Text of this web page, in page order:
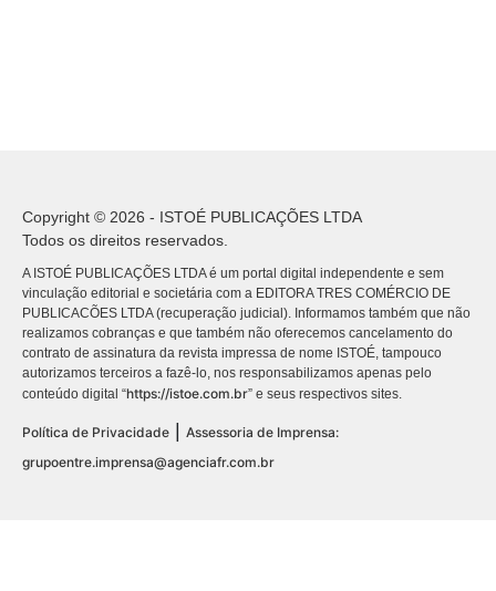
Copyright © 2026 - ISTOÉ PUBLICAÇÕES LTDA
Todos os direitos reservados.
A ISTOÉ PUBLICAÇÕES LTDA é um portal digital independente e sem
vinculação editorial e societária com a EDITORA TRES COMÉRCIO DE
PUBLICACÕES LTDA (recuperação judicial). Informamos também que não
realizamos cobranças e que também não oferecemos cancelamento do
contrato de assinatura da revista impressa de nome ISTOÉ, tampouco
autorizamos terceiros a fazê-lo, nos responsabilizamos apenas pelo
conteúdo digital “https://istoe.com.br” e seus respectivos sites.
Política de Privacidade
Assessoria de Imprensa:
grupoentre.imprensa@agenciafr.com.br